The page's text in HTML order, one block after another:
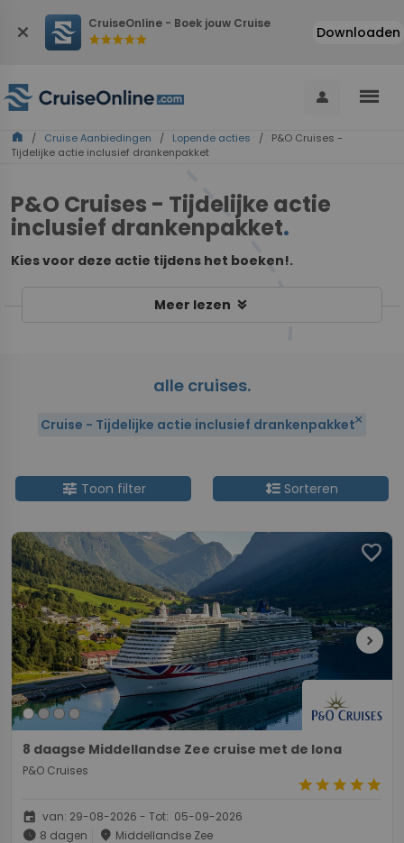
close CruiseOnline - Boek jouw Cruise
starstarstarstarstar Downloaden
person menu
home / Cruise Aanbiedingen / Lopende acties / P&O Cruises -
Tijdelijke actie inclusief drankenpakket
P&O Cruises - Tijdelijke actie
inclusief drankenpakket.
Kies voor deze actie tijdens het boeken!.
Meer lezen keyboard_double_arrow_down
alle cruises.
Cruise - Tijdelijke actie inclusief drankenpakketclose
tune Toon filter format_line_spacingSorteren
favorite
chevron_right
8 daagse Middellandse Zee cruise met de Iona
P&O Cruises
starstarstarstarstar
event van: 29-08-2026 - Tot: 05-09-2026
schedule 8 dagen place Middellandse Zee